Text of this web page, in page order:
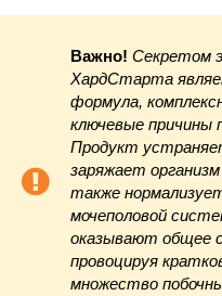
Важно! Секретом
ХардСтарта
формула,
ключевые причины
Продукт
заряжает
также
мочеполовой
оказывают общее
провоцируя
множество